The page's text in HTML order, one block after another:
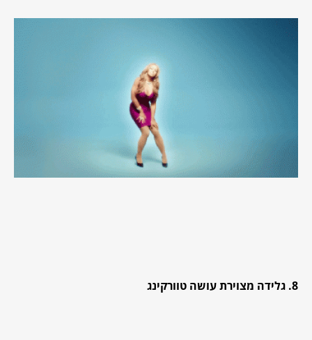
8. גלידה מצוירת עושה טוורקינג